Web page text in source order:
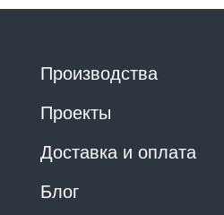
Производства
Проекты
Доставка и оплата
Блог